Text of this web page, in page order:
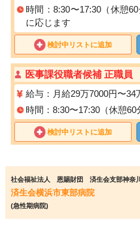
時間：8:30〜17:30（休憩
に応じます
検討中リストに追加
医事課役職者候補 正職員
給与：月給29万7000円〜
時間：8:30〜17:30（休憩60
検討中リストに追加
社会福祉法人 恩賜財団 済生会支部神奈
済生会横浜市東部病院
(急性期病院)